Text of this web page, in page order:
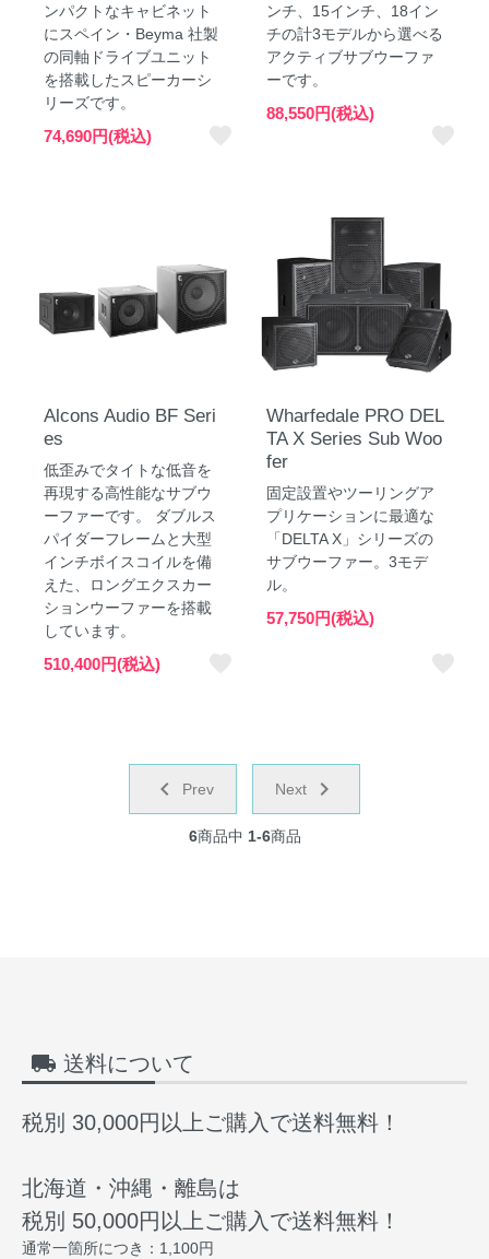
ンパクトなキャビネット
にスペイン・Beyma 社製
の同軸ドライブユニット
を搭載したスピーカーシ
リーズです。
74,690円(税込)
ンチ、15インチ、18イン
チの計3モデルから選べる
アクティブサブウーファ
ーです。
88,550円(税込)
Alcons Audio BF Seri
es
低歪みでタイトな低音を
再現する高性能なサブウ
ーファーです。 ダブルス
パイダーフレームと大型
インチボイスコイルを備
えた、ロングエクスカー
ションウーファーを搭載
しています。
510,400円(税込)
Wharfedale PRO DEL
TA X Series Sub Woo
fer
固定設置やツーリングア
プリケーションに最適な
「DELTA X」シリーズの
サブウーファー。3モデ
ル。
57,750円(税込)
chevron_left Prev Next navigate_next
6商品中 1-6商品
local_shipping 送料について
税別 30,000円以上ご購入で送料無料！
北海道・沖縄・離島は
税別 50,000円以上ご購入で送料無料！
通常一箇所につき：1,100円